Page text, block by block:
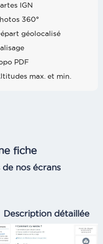
IGN
360°
géolocalisé
PDF
max. et min.
fiche
de nos écrans
Description détaillée